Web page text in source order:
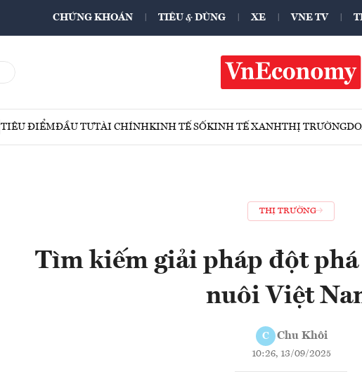
CHỨNG KHOÁN TIÊU & DÙNG XE VNE TV
TIÊU ĐIỂMĐẦU TƯTÀI CHÍNHKINH TẾ SỐKINH TẾ XANHTHỊ TRƯỜNG
THỊ TRƯỜNG
Tìm kiếm giải pháp đột phá
nuôi Việt
C Chu Khôi
10:26, 13/09/2025